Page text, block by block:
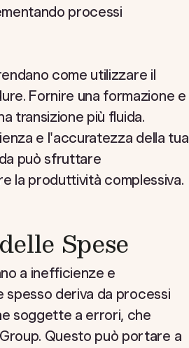
processi
come utilizzare il
Fornire una formazione e
transizione più fluida.
e l'accuratezza della tua
può sfruttare
la produttività complessiva.
Spese
a inefficienze e
spesso deriva da processi
soggette a errori, che
Questo può portare a